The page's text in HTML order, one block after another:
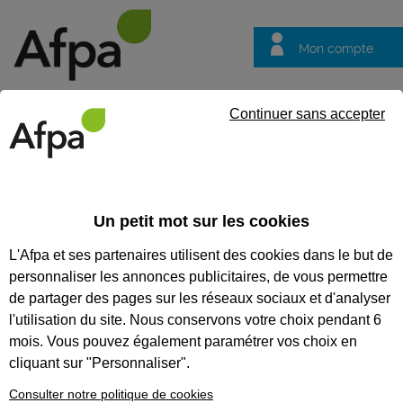
Mon compte
questions
INFRASTRUCTURE DE
RECHARGE POUR VÉHICULES
ÉLECTRIQUES (IRVE) - NIVEAU
1, FORMATION DE BASE (P1) +
NIVEAU 2, FORMATION EXPERT
Un petit mot sur les cookies
L'Afpa et ses partenaires utilisent des cookies dans le but de
personnaliser les annonces publicitaires, de vous permettre
de partager des pages sur les réseaux sociaux et d'analyser
l'utilisation du site. Nous conservons votre choix pendant 6
mois. Vous pouvez également paramétrer vos choix en
cliquant sur "Personnaliser".
Consulter notre politique de cookies
Continuer sans accepter